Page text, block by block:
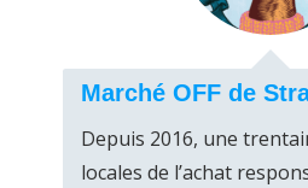
Marché OFF de
Depuis 2016, une
locales de l’achat